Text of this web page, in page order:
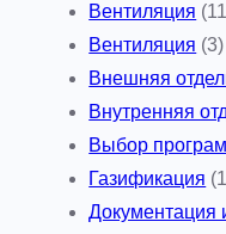
Вентиляция
Вентиляция (3)
Внешняя
Внутренняя
Выбор
Газификация
Документация